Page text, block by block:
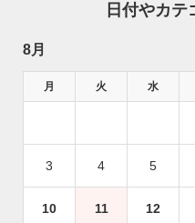
日付やカ
8月
月 火 水
3 4 5
10 11 12